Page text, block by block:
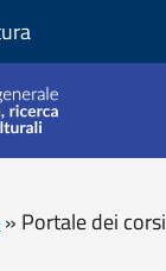
» Portale dei corsi